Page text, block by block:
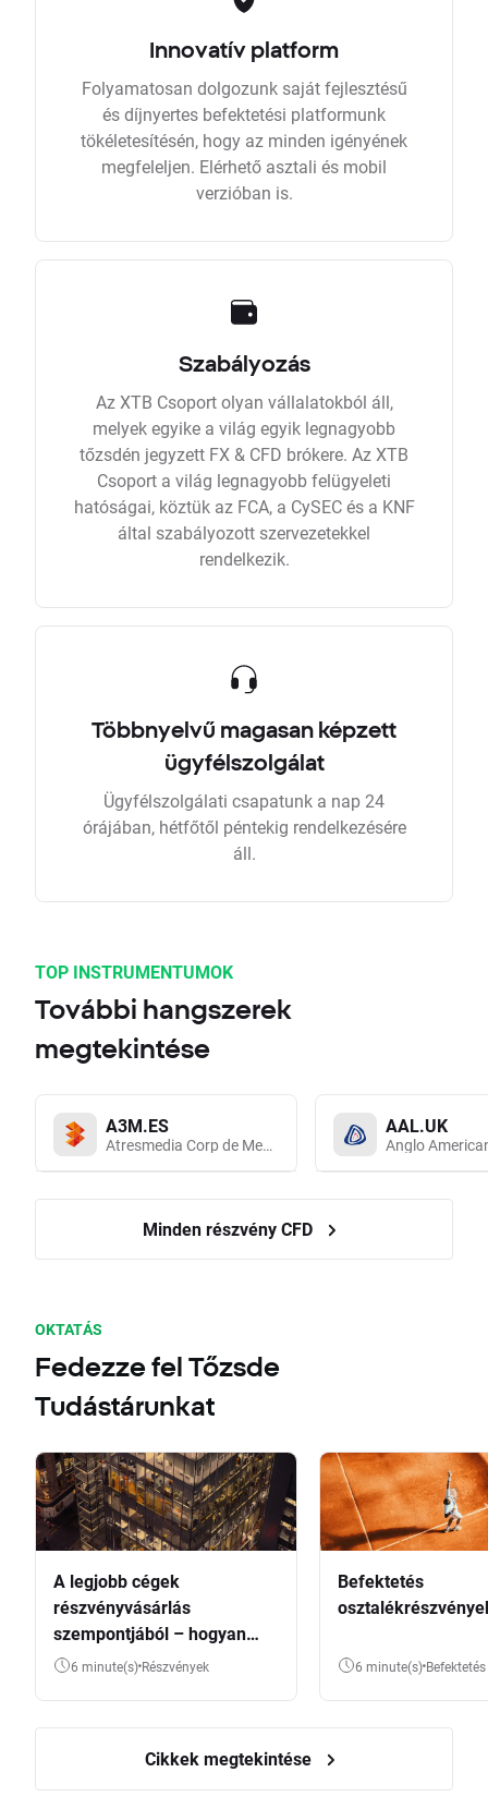
Innovatív platform
Folyamatosan dolgozunk saját fejlesztésű
és díjnyertes befektetési platformunk
tökéletesítésén, hogy az minden igényének
megfeleljen. Elérhető asztali és mobil
verzióban is.
Szabályozás
Az XTB Csoport olyan vállalatokból áll,
melyek egyike a világ egyik legnagyobb
tőzsdén jegyzett FX & CFD brókere. Az XTB
Csoport a világ legnagyobb felügyeleti
hatóságai, köztük az FCA, a CySEC és a KNF
által szabályozott szervezetekkel
rendelkezik.
Többnyelvű magasan képzett
ügyfélszolgálat
Ügyfélszolgálati csapatunk a nap 24
órájában, hétfőtől péntekig rendelkezésére
áll.
TOP INSTRUMENTUMOK
További hangszerek
megtekintése
A3M.ES
Atresmedia Corp de Medios de Comunicacion SA
AAL.UK
Anglo
Minden részvény CFD
OKTATÁS
Fedezze fel Tőzsde
Tudástárunkat
A legjobb cégek
részvényvásárlás
szempontjából – hogyan
válasszunk?
6 minute(s) Részvények
Befektetés
6 minute(s) Befektetés
Cikkek megtekintése